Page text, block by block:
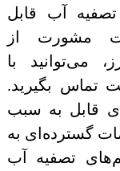
آب قابل
مشورت از
می‌توانید با
تماس بگیرید.
قابل به سبب
گسترده‌ای به
تصفیه آب